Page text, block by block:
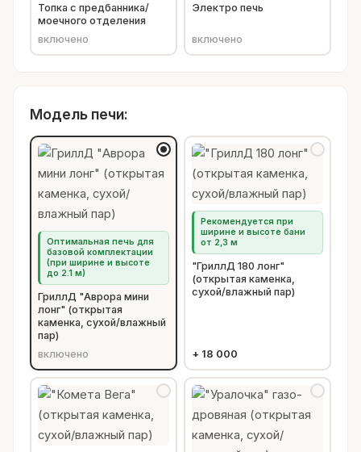
Топка с предбанника/
моечного отделения
включено
Электро печь
включено
Модель печи:
Оптимальная печь для
базовой комплектации
(при ширине и высоте
до 2.1 м)
ГриллД "Аврора мини
лонг" (открытая
каменка, сухой/влажный
пар)
включено
Рекомендуется при
ширине и высоте бани
от 2,3 м
"ГриллД 180 лонг"
(открытая каменка,
сухой/влажный пар)
+ 18 000